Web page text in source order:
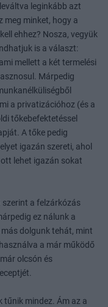
leginkább azt
meg minket, hogy a
ehhez? Nosza, vegyük
is a választ:
mellett a két termelési
Márpedig
a privatizációhoz (és a
tőkebefektetéssel
A tőke pedig
igazán szereti, ahol
lehet igazán sokat
szerint a felzárkózás
ez nálunk a
dolgunk tehát, mint
a már működő
olcsón és
tűnik mindez. Ám az a